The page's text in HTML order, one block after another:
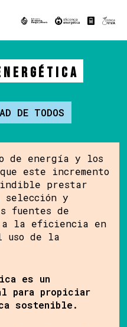
DE TODOS
de energía y los
este incremento
prestar
y
fuentes de
a la eficiencia en
uso de la
es un
para propiciar
sostenible.